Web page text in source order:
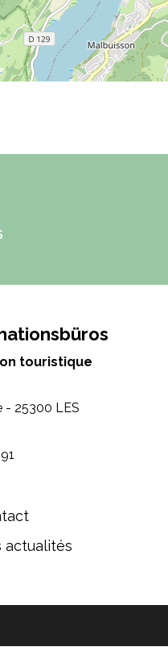
touristique
- 25300 LES
actualités